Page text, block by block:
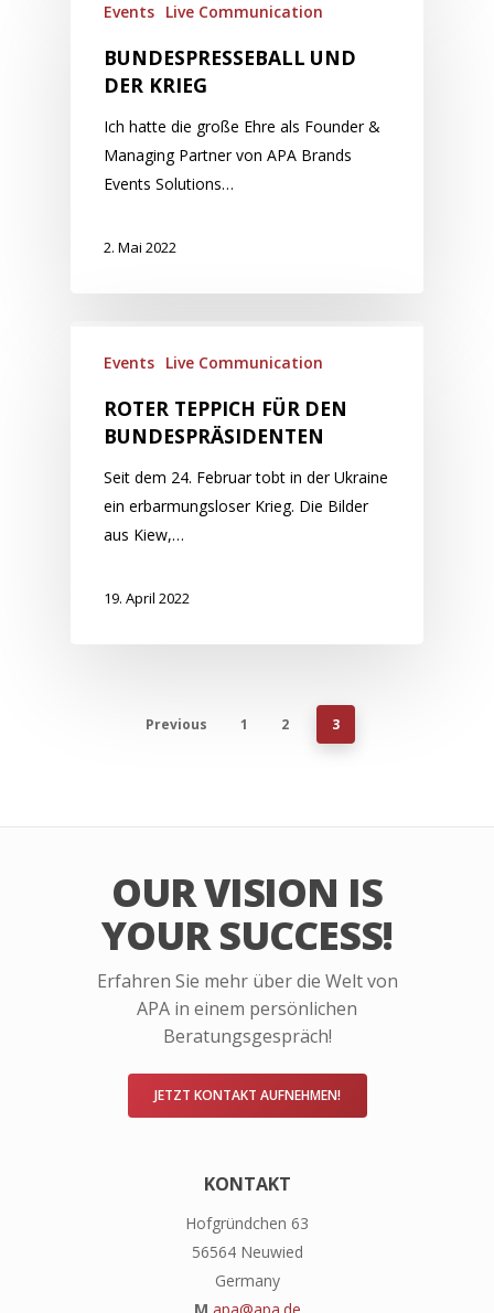
Events Live Communication
BUNDESPRESSEBALL UND
DER KRIEG
Ich hatte die große Ehre als Founder &
Managing Partner von APA Brands
Events Solutions…
2. Mai 2022
Events Live Communication
ROTER TEPPICH FÜR DEN
BUNDESPRÄSIDENTEN
Seit dem 24. Februar tobt in der Ukraine
ein erbarmungsloser Krieg. Die Bilder
aus Kiew,…
19. April 2022
Previous 1 2 3
OUR VISION IS
YOUR SUCCESS!
Erfahren Sie mehr über die Welt von
APA in einem persönlichen
Beratungsgespräch!
JETZT KONTAKT AUFNEHMEN!
KONTAKT
Hofgründchen 63
56564 Neuwied
Germany